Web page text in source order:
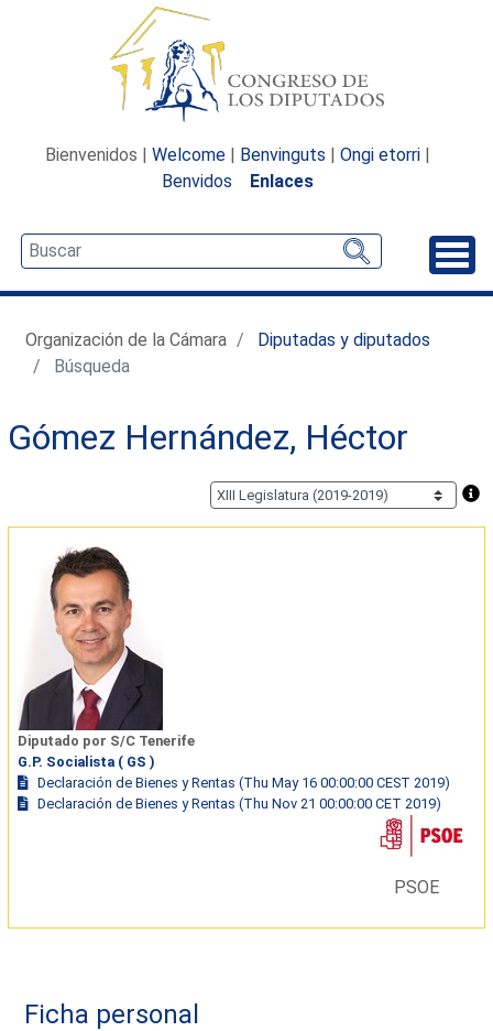
Bienvenidos | Welcome | Benvinguts | Ongi etorri |
Benvidos
Enlaces
Organización de la Cámara
Diputadas y diputados
Búsqueda
Gómez Hernández, Héctor
Diputado por S/C Tenerife
G.P. Socialista ( GS )
Declaración de Bienes y Rentas (Thu May 16 00:00:00 CEST 2019)
Declaración de Bienes y Rentas (Thu Nov 21 00:00:00 CET 2019)
PSOE
Ficha personal